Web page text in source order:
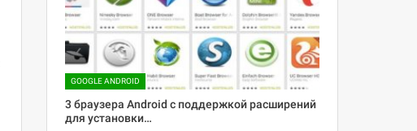
GOOGLE ANDROID
3 браузера Android с поддержкой расширений
для установки…